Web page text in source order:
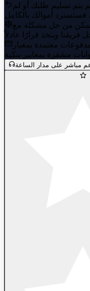
لم يتم تسليم طلبك أو لم
تتمكن من حل مشكلة مع
مباشر على مدار الساعة